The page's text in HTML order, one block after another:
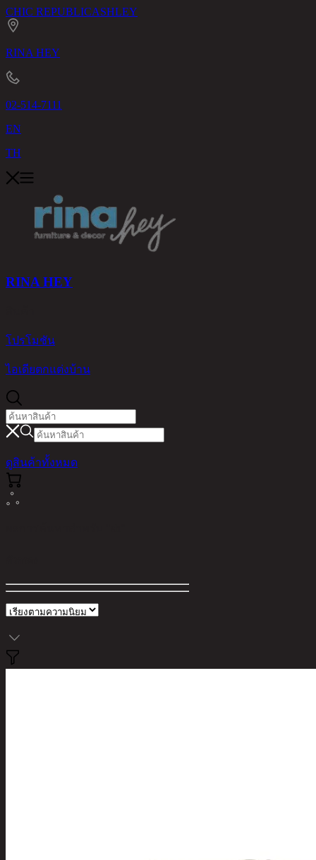
CHIC REPUBLICASHLEY
RINA HEY
02-514-7111
EN
TH
RINA HEY
โปรโมชัน
ไอเดียตกแต่งบ้าน
ดูสินค้าทั้งหมด